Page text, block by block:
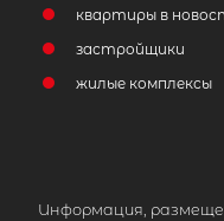
квартиры в
застройщики
жилые комплексы
Информация,